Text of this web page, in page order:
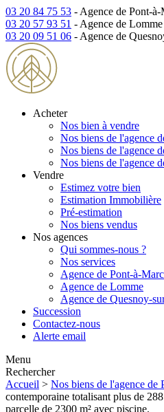
03 20 84 75 53 - Agence de Pont-à-
03 20 57 93 51 - Agence de Lomme
03 20 09 51 06 - Agence de
Acheter
Nos bien à vendre
Nos biens de l'agence
Nos biens de l'agence
Nos biens de l'agence
Vendre
Estimez votre bien
Estimation Immobilière
Pré-estimation
Nos biens vendus
Nos agences
Qui sommes-nous ?
Nos services
Agence de Pont-à-
Agence de Lomme
Agence de Quesnoy-
Succession
Contactez-nous
Alerte email
Menu
Rechercher
Accueil > Nos biens de l'agence de
contemporaine totalisant plus de
parcelle de 2300 m² avec piscine.